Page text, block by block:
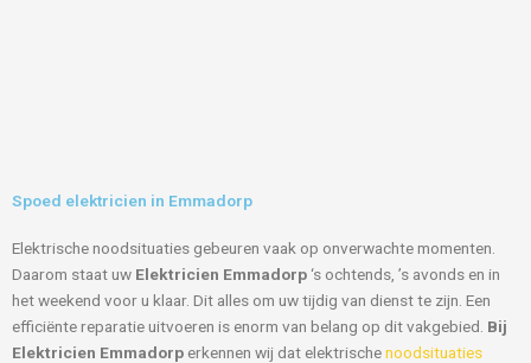
Spoed elektricien in Emmadorp
Elektrische noodsituaties gebeuren vaak op onverwachte momenten.
Daarom staat uw Elektricien Emmadorp‘s ochtends, ’s avonds en in
het weekend voor u klaar. Dit alles om uw tijdig van dienst te zijn. Een
efficiënte reparatie uitvoeren is enorm van belang op dit vakgebied. Bij
Elektricien Emmadorp erkennen wij dat elektrischenoodsituaties